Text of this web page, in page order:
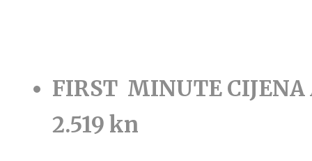
FIRST MINUTE CIJENA
2.519 kn